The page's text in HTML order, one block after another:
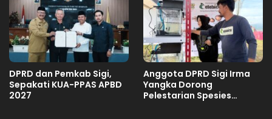
DPRD dan Pemkab Sigi,
Sepakati KUA-PPAS APBD
2027
Anggota DPRD Sigi Irma
Yangka Dorong
Pelestarian Spesies